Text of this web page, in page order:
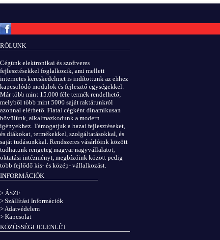
RÓLUNK
Cégünk elektronikai és szoftveres
fejlesztésekkel foglalkozik, ami mellett
internetes kereskedelmet is indítottunk az ehhez
kapcsolódó modulok és fejlesztő egységekkel.
Már több mint 15.000 féle termék rendelhető,
melyből több mint 5000 saját raktárunkról
azonnal elérhető. Fiatal cégként dinamikusan
bővülünk, alkalmazkodunk a modern
igényekhez. Támogatjuk a hazai fejlesztéseket,
és diákokat, termékekkel, szolgáltatásokkal, és
saját tudásunkkal. Rendszeres vásárlóink között
tudhatunk rengeteg magyar nagyvállalatot,
oktatási intézményt, megbízóink között pedig
több fejlődő kis- és közép- vállalkozást.
INFORMÁCIÓK
> ÁSZF
> Szállítási Információk
> Adatvédelem
> Kapcsolat
KÖZÖSSÉGI JELENLÉT